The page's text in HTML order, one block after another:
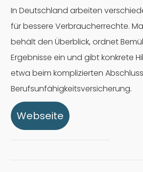
In Deutschland arbeiten
für bessere Verbraucherrechte.
behält den Überblick, ordnet
Ergebnisse ein und gibt konkrete
etwa beim komplizierten
Berufsunfähigkeitsversicherung.
Webseite